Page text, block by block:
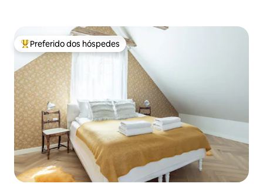
Entre os melhores preferidos dos hóspedes
Preferido dos hóspedes